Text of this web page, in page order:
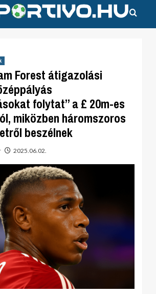
Forest átigazolási
folytat” a £ 20m-es
miközben háromszoros
beszélnek
2025.06.02.